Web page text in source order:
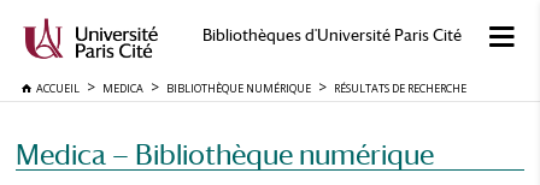
Bibliothèques d'Université Paris Cité
ACCUEIL MEDICA BIBLIOTHÈQUE NUMÉRIQUE RÉSULTATS DE RECHERCHE
Medica — Bibliothèque numérique